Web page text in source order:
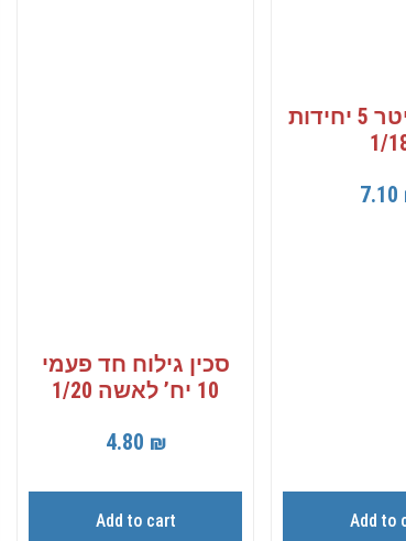
מיכל 1 ליטר 5 יחידות
1/
7.10
Add to
סכין גילוח חד פעמי
10 יח’ לאשה 1/20
4.80 ₪
Add to cart